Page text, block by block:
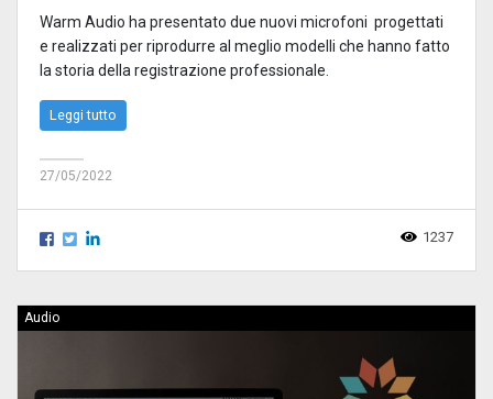
Warm Audio ha presentato due nuovi microfoni progettati
e realizzati per riprodurre al meglio modelli che hanno fatto
la storia della registrazione professionale.
Leggi tutto
27/05/2022
1237
Audio